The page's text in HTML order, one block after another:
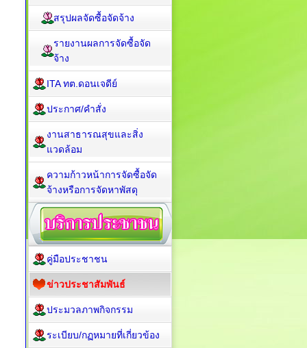
สรุปผลจัดซื้อจัดจ้าง
รายงานผลการจัดซื้อจัด
จ้าง
ITA ทต.ดอนเจดีย์
ประกาศ/คำสั่ง
งานสาธารณสุขและสิ่ง
แวดล้อม
ความก้าวหน้าการจัดซื้อจัด
จ้างหรือการจัดหาพัสดุ
คู่มือประชาชน
ข่าวประชาสัมพันธ์
ประมวลภาพกิจกรรม
ระเบียบ/กฏหมายที่เกี่ยวข้อง